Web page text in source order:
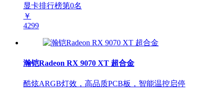
显卡排行榜第0名
￥
4299
瀚铠Radeon RX 9070 XT 超合金
酷炫ARGB灯效，高品质PCB板，智能温控启停